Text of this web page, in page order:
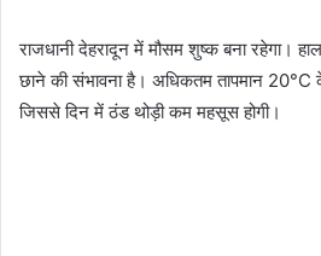
राजधानी देहरादून में मौसम शुष्क बना रहेगा।
छाने की संभावना है। अधिकतम तापमान 20°C
जिससे दिन में ठंड थोड़ी कम महसूस होगी।